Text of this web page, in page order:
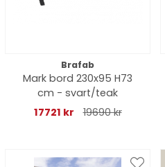
Brafab
Mark bord 230x95 H73
cm - svart/teak
17721 kr
19690 kr